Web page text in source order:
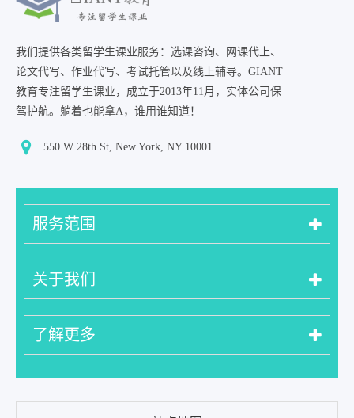
我们提供各类留学生课业服务：选课咨询、网课代上、
论文代写、作业代写、考试托管以及线上辅导。GIANT
教育专注留学生课业，成立于2013年11月，实体公司保
驾护航。躺着也能拿A，谁用谁知道！
550 W 28th St, New York, NY 10001
服务范围
关于我们
了解更多